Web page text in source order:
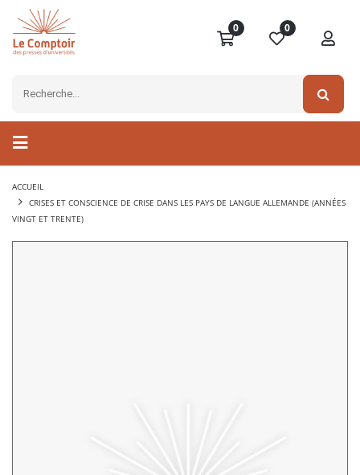
0 0
ACCUEIL
CRISES ET CONSCIENCE DE CRISE DANS LES PAYS DE LANGUE ALLEMANDE (ANNÉES
VINGT ET TRENTE)